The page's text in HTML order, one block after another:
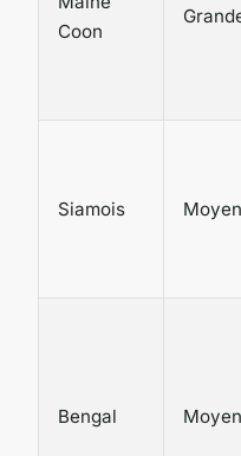
Coon
Siamois
Bengal